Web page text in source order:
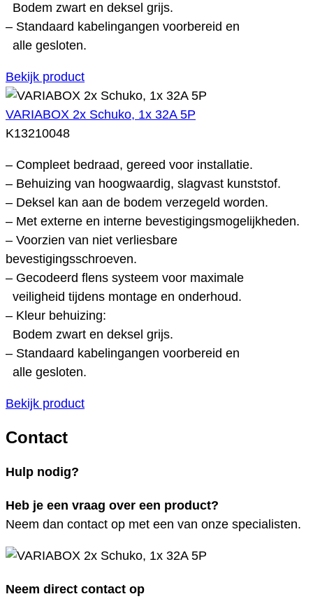
Bodem zwart en deksel grijs.
– Standaard kabelingangen voorbereid en
alle gesloten.
Bekijk product
VARIABOX 2x Schuko, 1x 32A 5P
K13210048
– Compleet bedraad, gereed voor installatie.
– Behuizing van hoogwaardig, slagvast kunststof.
– Deksel kan aan de bodem verzegeld worden.
– Met externe en interne bevestigingsmogelijkheden.
– Voorzien van niet verliesbare
bevestigingsschroeven.
– Gecodeerd flens systeem voor maximale
veiligheid tijdens montage en onderhoud.
– Kleur behuizing:
Bodem zwart en deksel grijs.
– Standaard kabelingangen voorbereid en
alle gesloten.
Bekijk product
Contact
Hulp nodig?
Heb je een vraag over een product?
Neem dan contact op met een van onze specialisten.
Neem direct contact op